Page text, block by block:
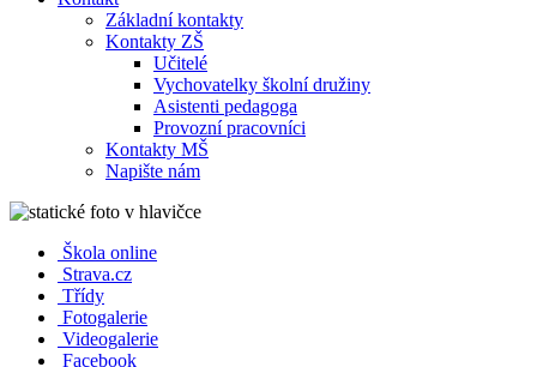
Základní kontakty
Kontakty ZŠ
Učitelé
Vychovatelky školní družiny
Asistenti pedagoga
Provozní pracovníci
Kontakty MŠ
Napište nám
Škola online
Strava.cz
Třídy
Fotogalerie
Videogalerie
Facebook